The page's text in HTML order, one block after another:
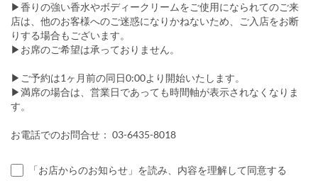
▶︎香りの強い香水やボディークリームをご使用になられてのご来
店は、他のお客様へのご迷惑になりかねないため、ご入店をお断
りする場合もございます。
▶︎お席のご希望は承っておりません。
▶︎ご予約は1ヶ月前の同日0:00より開始いたします。
▶︎満席の場合は、営業日であっても時間軸が表示されなくなりま
す。
お電話でのお問合せ： 03-6435-8018
「お店からのお知らせ」を読み、内容を理解して同意する